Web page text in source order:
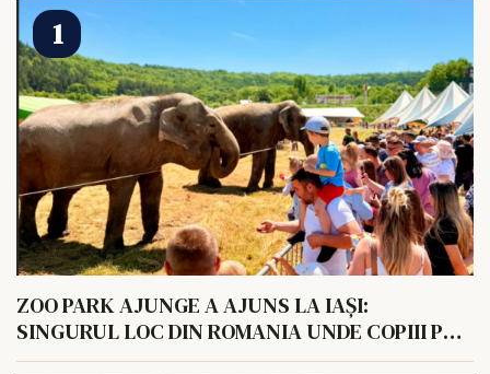
ZOO PARK AJUNGE A AJUNS LA IAȘI:
SINGURUL LOC DIN ROMANIA UNDE COPIII POT
HRANI UN ELEFANT